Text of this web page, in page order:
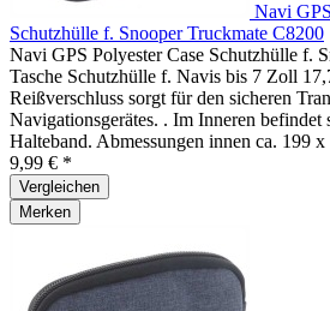
Navi
Schutzhülle f. Snooper Truckmate C8200
Navi GPS Polyester Case Schutzhülle f.
Tasche Schutzhülle f. Navis bis 7 Zoll
Reißverschluss sorgt für den sicheren
Navigationsgerätes. . Im Inneren befindet
Halteband. Abmessungen innen ca. 199
9,99 € *
Vergleichen
Merken